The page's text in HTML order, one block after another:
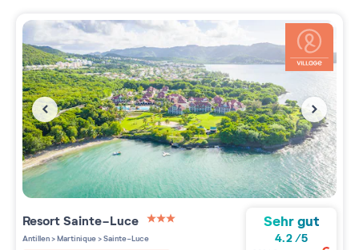
ResortSainte-Luce
3 étoiles sur 5
Antillen>Martinique>Sainte-Luce
Sehr gut
4.2/5